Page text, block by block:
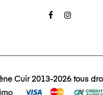
Facebook
Cuir 2013-2026 tous